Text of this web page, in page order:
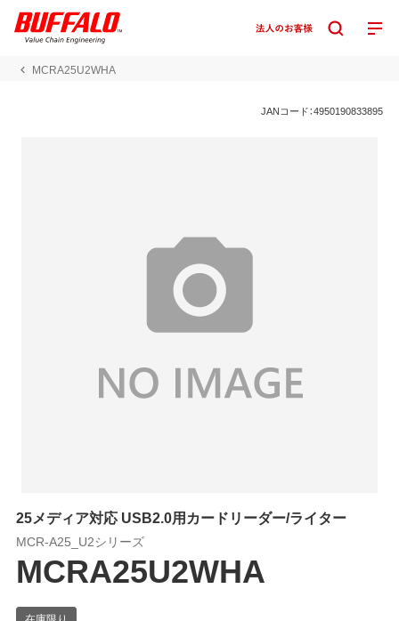
MCRA25U2WHA
JANコード：4950190833895
25メディア対応 USB2.0用カードリーダー/ライター
MCR-A25_U2シリーズ
MCRA25U2WHA